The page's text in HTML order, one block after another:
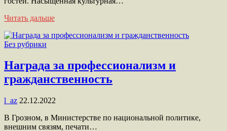
Читать дальше
Без рубрики
Награда за профессионализм и
гражданственность
l_az 22.12.2022
В Грозном, в Министерстве по национальной политике,
внешним связям, печати…